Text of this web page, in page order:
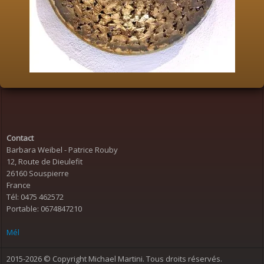
Contact
Barbara Weibel - Patrice Rouby
12, Route de Dieulefit
26160 Souspierre
France
Tél: 0475 462572
Portable: 0674847210
Mél
2015-2026 © Copyright Michael Martini. Tous droits réservés.